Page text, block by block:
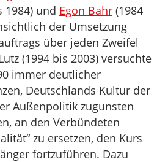
1984) und Egon Bahr (1984
der Umsetzung
über jeden Zweifel
(1994 bis 2003) versuchte
immer deutlicher
Deutschlands Kultur der
Außenpolitik zugunsten
an den Verbündeten
zu ersetzen, den Kurs
fortzuführen. Dazu